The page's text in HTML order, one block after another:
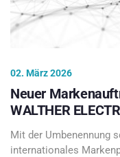
02. März 2026
Neuer
WALTHER
Mit der Umbenennung
internationales